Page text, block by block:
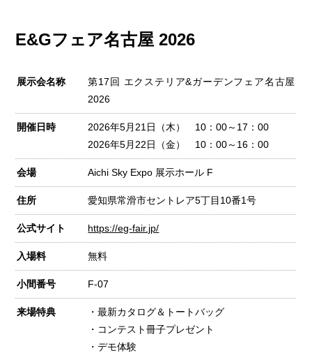
E&Gフェア名古屋 2026
展示会名称
第17回 エクステリア&ガーデンフェア名古屋
2026
開催日時
2026年5月21日（木） 10：00～17：00
2026年5月22日（金） 10：00～16：00
会場 Aichi Sky Expo 展示ホール F
住所 愛知県常滑市セントレア5丁目10番1号
公式サイト https://eg-fair.jp/
入場料 無料
小間番号 F-07
来場特典
・最新カタログ＆トートバッグ
・コンテスト冊子プレゼント
・デモ体験